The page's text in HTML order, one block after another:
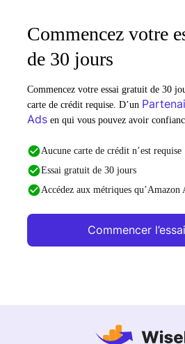
Commencez votre
de 30 jours
Commencez votre essai gratuit de 30
carte de crédit requise. D’un
Ads en qui vous pouvez avoir
Aucune carte de crédit n’est requise
Essai gratuit de 30 jours
Accédez aux métriques qu’Amazon
Commencer